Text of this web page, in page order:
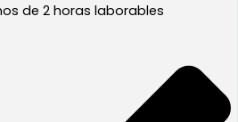
de 2 horas laborables